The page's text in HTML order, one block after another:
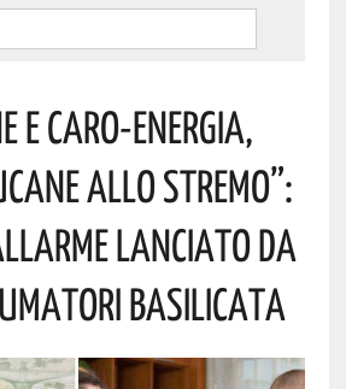
E Caro-Energia,
Allo Stremo”:
Lanciato Da
Basilicata